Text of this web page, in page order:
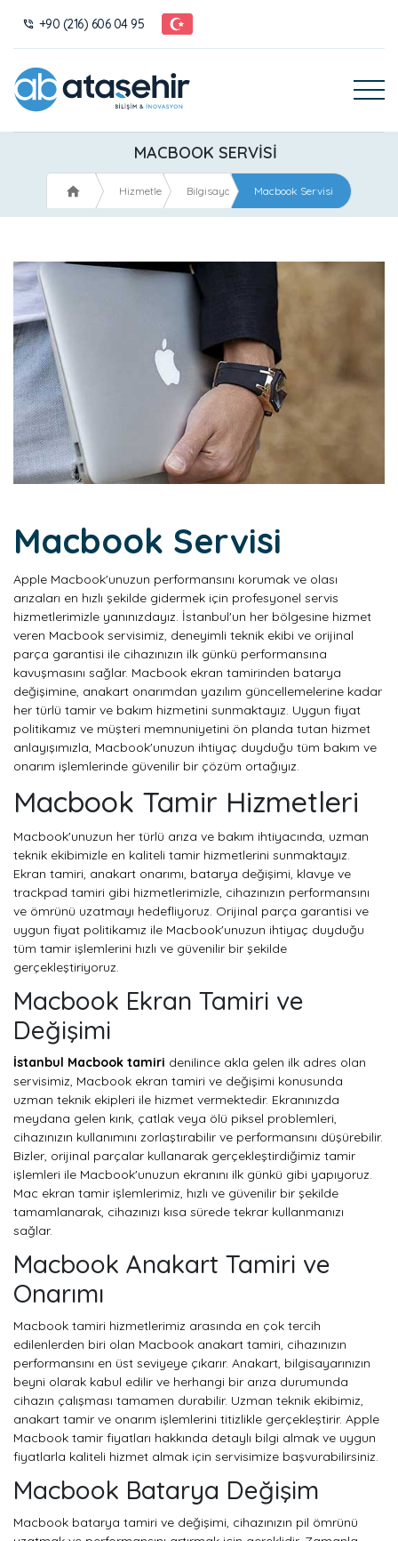
+90 (216) 606 04 95
MACBOOK SERVISI
Hizmetlerimiz Bilgisayar & Laptop Tamiri
Macbook Servisi
Macbook Servisi
Apple Macbook'unuzun performansını korumak ve olası
arızaları en hızlı şekilde gidermek için profesyonel servis
hizmetlerimizle yanınızdayız. İstanbul'un her bölgesine hizmet
veren Macbook servisimiz, deneyimli teknik ekibi ve orijinal
parça garantisi ile cihazınızın ilk günkü performansına
kavuşmasını sağlar. Macbook ekran tamirinden batarya
değişimine, anakart onarımdan yazılım güncellemelerine kadar
her türlü tamir ve bakım hizmetini sunmaktayız. Uygun fiyat
politikamız ve müşteri memnuniyetini ön planda tutan hizmet
anlayışımızla, Macbook'unuzun ihtiyaç duyduğu tüm bakım ve
onarım işlemlerinde güvenilir bir çözüm ortağıyız.
Macbook Tamir Hizmetleri
Macbook'unuzun her türlü arıza ve bakım ihtiyacında, uzman
teknik ekibimizle en kaliteli tamir hizmetlerini sunmaktayız.
Ekran tamiri, anakart onarımı, batarya değişimi, klavye ve
trackpad tamiri gibi hizmetlerimizle, cihazınızın performansını
ve ömrünü uzatmayı hedefliyoruz. Orijinal parça garantisi ve
uygun fiyat politikamız ile Macbook'unuzun ihtiyaç duyduğu
tüm tamir işlemlerini hızlı ve güvenilir bir şekilde
gerçekleştiriyoruz.
Macbook Ekran Tamiri ve
Değişimi
İstanbul Macbook tamiri denilince akla gelen ilk adres olan
servisimiz, Macbook ekran tamiri ve değişimi konusunda
uzman teknik ekipleri ile hizmet vermektedir. Ekranınızda
meydana gelen kırık, çatlak veya ölü piksel problemleri,
cihazınızın kullanımını zorlaştırabilir ve performansını düşürebilir.
Bizler, orijinal parçalar kullanarak gerçekleştirdiğimiz tamir
işlemleri ile Macbook'unuzun ekranını ilk günkü gibi yapıyoruz.
Mac ekran tamir işlemlerimiz, hızlı ve güvenilir bir şekilde
tamamlanarak, cihazınızı kısa sürede tekrar kullanmanızı
sağlar.
Macbook Anakart Tamiri ve
Onarımı
Macbook tamiri hizmetlerimiz arasında en çok tercih
edilenlerden biri olan Macbook anakart tamiri, cihazınızın
performansını en üst seviyeye çıkarır. Anakart, bilgisayarınızın
beyni olarak kabul edilir ve herhangi bir arıza durumunda
cihazın çalışması tamamen durabilir. Uzman teknik ekibimiz,
anakart tamir ve onarım işlemlerini titizlikle gerçekleştirir. Apple
Macbook tamir fiyatları hakkında detaylı bilgi almak ve uygun
fiyatlarla kaliteli hizmet almak için servisimize başvurabilirsiniz.
Macbook Batarya Değişim
Macbook batarya tamiri ve değişimi, cihazınızın pil ömrünü